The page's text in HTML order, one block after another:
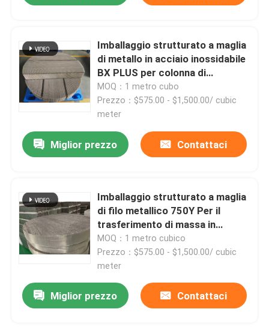
Imballaggio strutturato a maglia
di metallo in acciaio inossidabile
BX PLUS per colonna di
distillazione
MOQ：1 metro cubo
Prezzo：$575.00 - $1,500.00/ cubic
meter
Miglior prezzo Contattaci
Imballaggio strutturato a maglia
di filo metallico 750Y Per il
trasferimento di massa in
colonna di distillazione
MOQ：1 metro cubico
Prezzo：$575.00 - $1,500.00/ cubic
meter
Miglior prezzo Contattaci